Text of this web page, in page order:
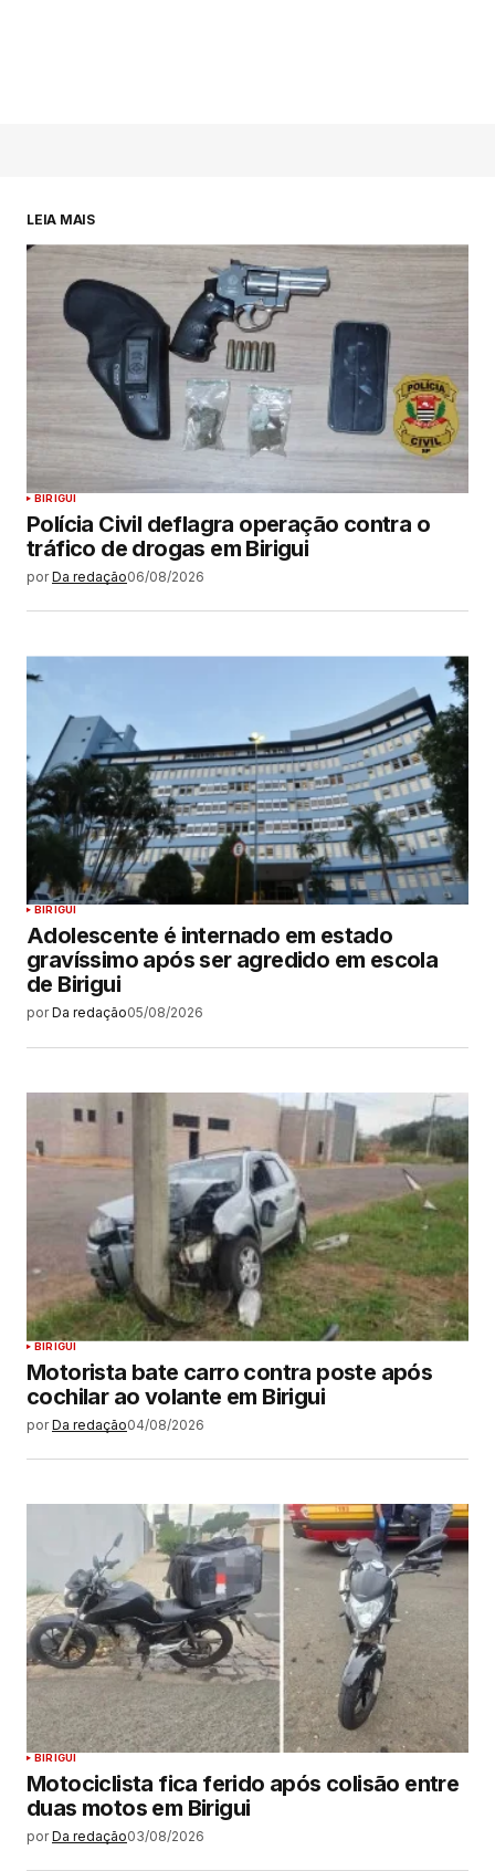
LEIA MAIS
BIRIGUI
Polícia Civil deflagra operação contra o
tráfico de drogas em Birigui
por Da redação06/08/2026
BIRIGUI
Adolescente é internado em estado
gravíssimo após ser agredido em escola
de Birigui
por Da redação05/08/2026
BIRIGUI
Motorista bate carro contra poste após
cochilar ao volante em Birigui
por Da redação04/08/2026
BIRIGUI
Motociclista fica ferido após colisão entre
duas motos em Birigui
por Da redação03/08/2026